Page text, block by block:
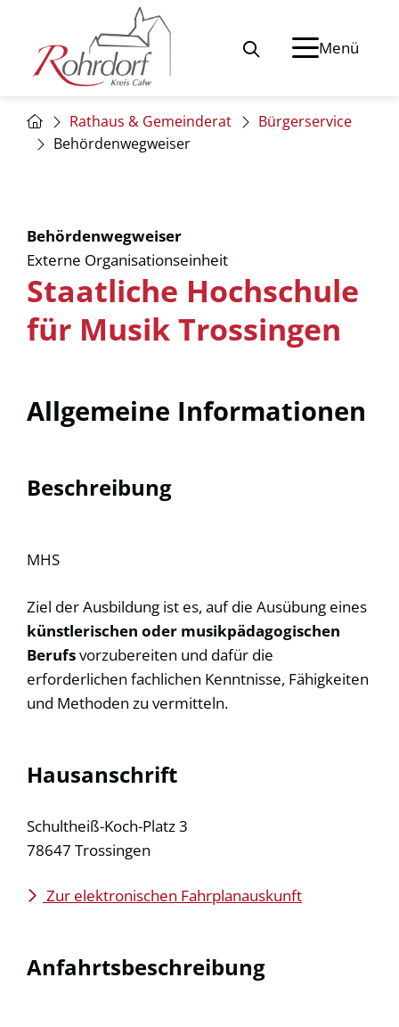
Menü
Rathaus & Gemeinderat
Bürgerservice
Behördenwegweiser
Behördenwegweiser
Externe Organisationseinheit
Staatliche Hochschule
für Musik Trossingen
Allgemeine Informationen
Beschreibung
MHS
Ziel der Ausbildung ist es, auf die Ausübung eines
künstlerischen oder musikpädagogischen
Berufsvorzubereiten und dafür die
erforderlichen fachlichen Kenntnisse, Fähigkeiten
und Methoden zu vermitteln.
Hausanschrift
Schultheiß-Koch-Platz 3
78647 Trossingen
Zur elektronischen Fahrplanauskunft
Anfahrtsbeschreibung